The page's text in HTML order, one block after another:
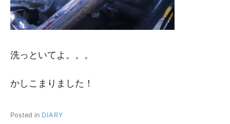
洗っといてよ。。。
かしこまりました！
Posted in DIARY